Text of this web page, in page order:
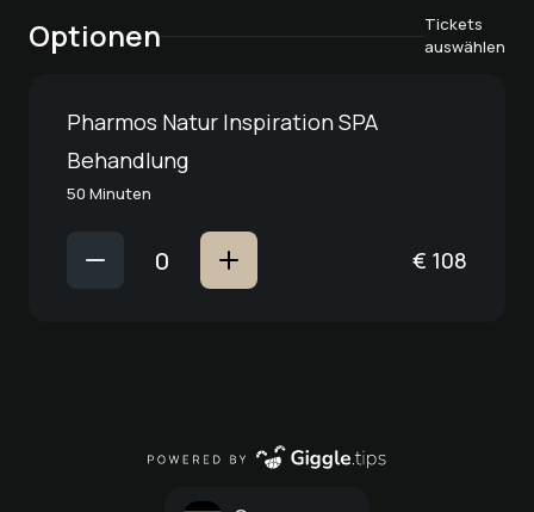
Optionen
Tickets
auswählen
Pharmos Natur Inspiration SPA
Behandlung
50 Minuten
€ 108